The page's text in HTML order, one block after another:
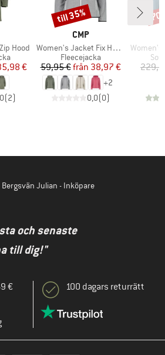
Hood
pris
€
(2)
VARUMÄRKE
CMP
Produkter
Women's Jacket Fix Hood with Sleeve Pocket
Produktgrupp
Fleecejacka
Pris
59,95 € Reducerat pris
från 38,97 €
+2
0,0(0)
Rabatt
till 35%
Produkter
Women's
Bergsvän Julian - Inköpare
och senaste
till dig!"
€
100 dagars returrätt